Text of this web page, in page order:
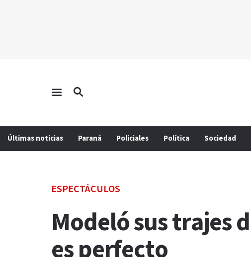
Últimas noticias Paraná Policiales Política Sociedad
ESPECTÁCULOS
Modeló sus trajes
es perfecto